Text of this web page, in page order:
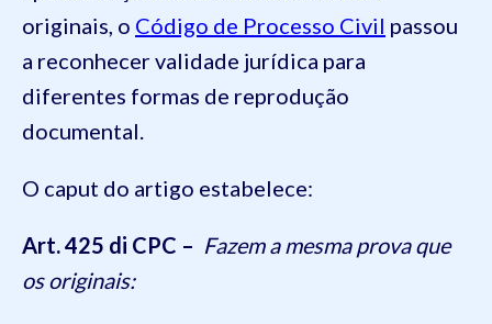
originais, o Código de Processo Civil passou
a reconhecer validade jurídica para
diferentes formas de reprodução
documental.
O caput do artigo estabelece:
Art. 425 di CPC – Fazem a mesma prova que
os originais: